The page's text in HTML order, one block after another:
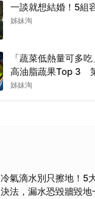
一談就想結婚！5組
姊妹淘
「蔬菜低熱量可多
高油脂蔬果Top 3
達23%！
姊妹淘
冷氣滴水別只擦地！5
決法，漏水恐毀牆毀地